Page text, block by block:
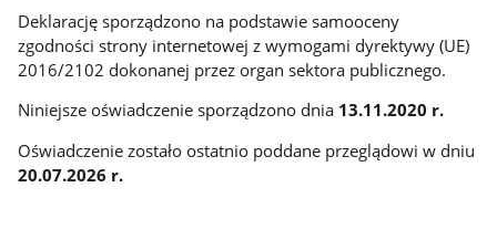
Deklarację sporządzono na podstawie samooceny
zgodności strony internetowej z wymogami dyrektywy (UE)
2016/2102 dokonanej przez organ sektora publicznego.
Niniejsze oświadczenie sporządzono dnia 13.11.2020 r.
Oświadczenie zostało ostatnio poddane przeglądowi w dniu
20.07.2026 r.